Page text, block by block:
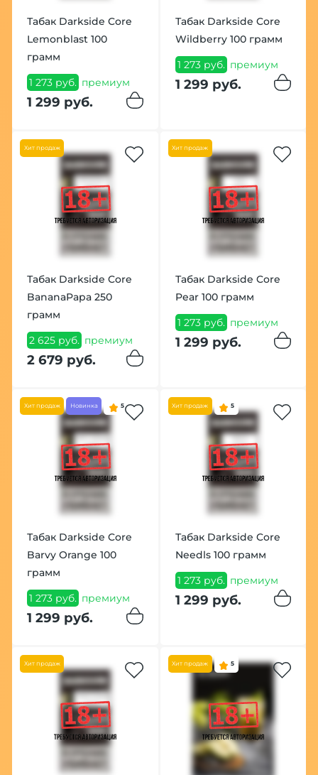
Табак Darkside Core
Lemonblast 100
грамм
1 273 руб. премиум
1 299 руб.
Табак Darkside Core
Wildberry 100 грамм
1 273 руб. премиум
1 299 руб.
Хит продаж
Табак Darkside Core
BananaPapa 250
грамм
2 625 руб. премиум
2 679 руб.
Хит продаж
Табак Darkside Core
Pear 100 грамм
1 273 руб. премиум
1 299 руб.
Хит продаж Новинка 5
Табак Darkside Core
Barvy Orange 100
грамм
1 273 руб. премиум
1 299 руб.
Хит продаж 5
Табак Darkside Core
Needls 100 грамм
1 273 руб. премиум
1 299 руб.
Хит продаж Хит продаж 5